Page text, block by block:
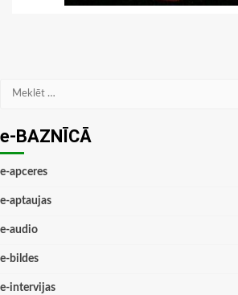
Meklēt:
e-BAZNĪCĀ
e-apceres
e-aptaujas
e-audio
e-bildes
e-intervijas